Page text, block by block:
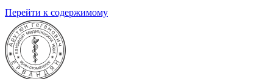
Перейти к содержимому